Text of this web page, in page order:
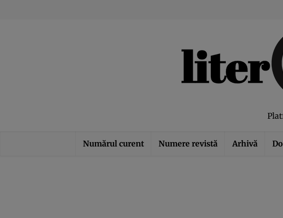
Numărul curent Numere revistă Arhivă